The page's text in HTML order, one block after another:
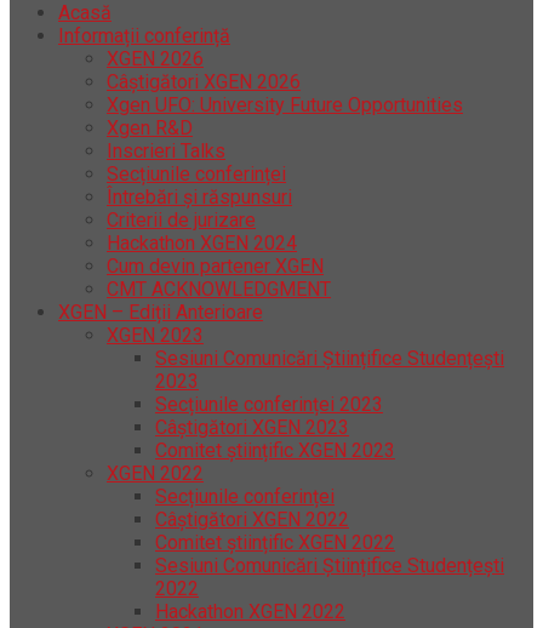
Acasă
Informații conferință
XGEN 2026
Câștigători XGEN 2026
Xgen UFO: University Future Opportunities
Xgen R&D
Inscrieri Talks
Secțiunile conferinței
Întrebări și răspunsuri
Criterii de jurizare
Hackathon XGEN 2024
Cum devin partener XGEN
CMT ACKNOWLEDGMENT
XGEN – Ediții Anterioare
XGEN 2023
Sesiuni Comunicări Științifice Studențești
2023
Secțiunile conferinței 2023
Câștigători XGEN 2023
Comitet științific XGEN 2023
XGEN 2022
Secțiunile conferinței
Câștigători XGEN 2022
Comitet științific XGEN 2022
Sesiuni Comunicări Științifice Studențești
2022
Hackathon XGEN 2022